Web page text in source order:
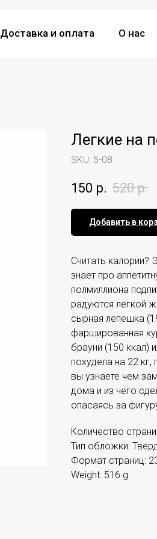
Доставка и оплата О нас
Легкие на
SKU: 5-08
150 р. 520 р.
Добавить в
Считать калории?
знает про
полмиллиона
радуются легкой
сырная лепешка
фаршированная
брауни (150 ккал)
похудела на 22
вы узнаете чем
дома и из чего
опасаясь за
Количество
Тип обложки:
Формат страниц:
Weight: 516 g